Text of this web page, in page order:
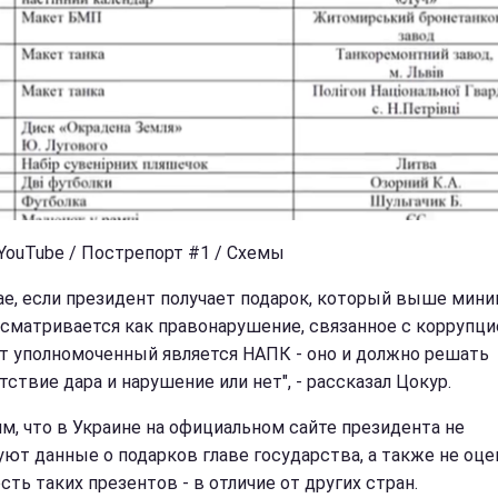
/ Пострепорт #1 / Схемы
если президент получает подарок, который выше
как правонарушение, связанное с
уполномоченный является НАПК - оно и должно решать
дара и нарушение или нет", - рассказал Цокур.
что в Украине на официальном сайте президента не
данные о подарков главе государства, а также не
таких презентов - в отличие от других стран.